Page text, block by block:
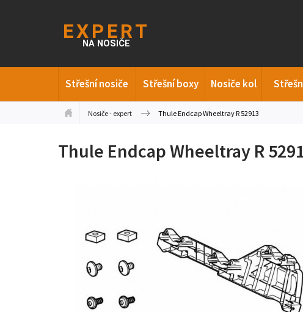
Střešní nosiče Střešní boxy Nosiče kol
Nosiče - expert Thule Endcap Wheeltray R 52913
Thule Endcap Wheeltray R